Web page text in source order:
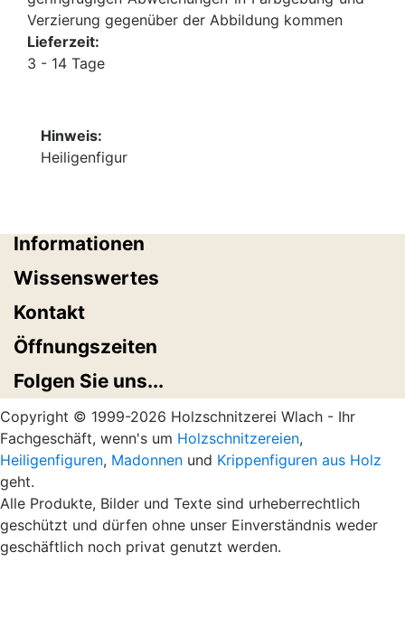
Verzierung gegenüber der Abbildung kommen
Lieferzeit:
3 - 14 Tage
Hinweis:
Heiligenfigur
Informationen
Wissenswertes
Kontakt
Öffnungszeiten
Folgen Sie uns...
Copyright © 1999-2026 Holzschnitzerei Wlach - Ihr
Fachgeschäft, wenn's um Holzschnitzereien,
Heiligenfiguren, Madonnen und Krippenfiguren aus Holz
geht.
Alle Produkte, Bilder und Texte sind urheberrechtlich
geschützt und dürfen ohne unser Einverständnis weder
geschäftlich noch privat genutzt werden.